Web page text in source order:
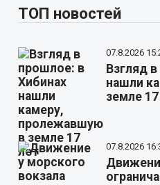
ТОП новостей
07.8.2026
Взгляд
нашли
земле
07.8.2026